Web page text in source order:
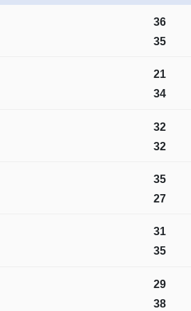
36
35
21
34
32
32
35
27
31
35
29
38